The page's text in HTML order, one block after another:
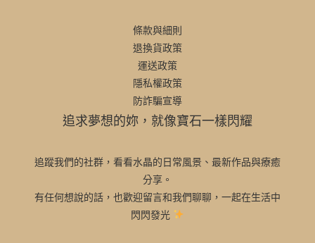
條款與細則
退換貨政策
運送政策
隱私權政策
防詐騙宣導
追求夢想的妳，就像寶石一樣閃耀
追蹤我們的社群，看看水晶的日常風景、最新作品與療癒
分享。
有任何想說的話，也歡迎留言和我們聊聊，一起在生活中
閃閃發光